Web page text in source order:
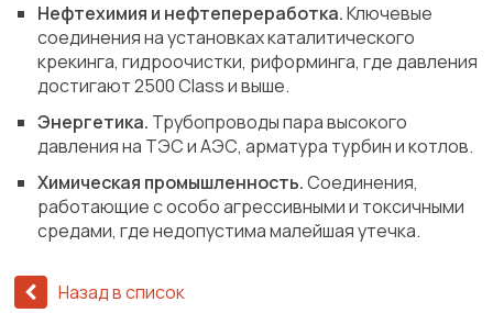
Нефтехимия и нефтепереработка.Ключевые
соединения на установках каталитического
крекинга, гидроочистки, риформинга, где давления
достигают 2500 Class и выше.
Энергетика. Трубопроводы пара высокого
давления на ТЭС и АЭС, арматура турбин и котлов.
Химическая промышленность.Соединения,
работающие с особо агрессивными и токсичными
средами, где недопустима малейшая утечка.
Назад в список